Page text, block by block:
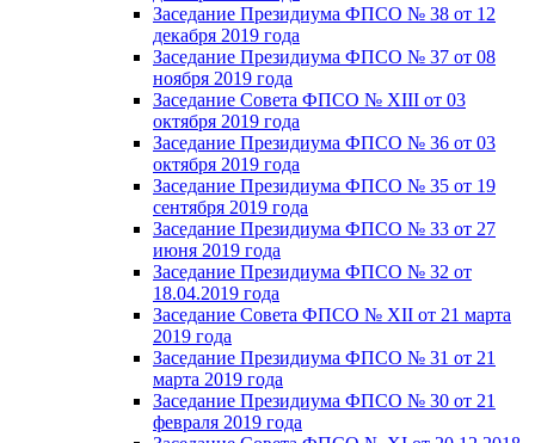
Заседание Президиума ФПСО № 38 от 12
декабря 2019 года
Заседание Президиума ФПСО № 37 от 08
ноября 2019 года
Заседание Совета ФПСО № XIII от 03
октября 2019 года
Заседание Президиума ФПСО № 36 от 03
октября 2019 года
Заседание Президиума ФПСО № 35 от 19
сентября 2019 года
Заседание Президиума ФПСО № 33 от 27
июня 2019 года
Заседание Президиума ФПСО № 32 от
18.04.2019 года
Заседание Совета ФПСО № XII от 21 марта
2019 года
Заседание Президиума ФПСО № 31 от 21
марта 2019 года
Заседание Президиума ФПСО № 30 от 21
февраля 2019 года